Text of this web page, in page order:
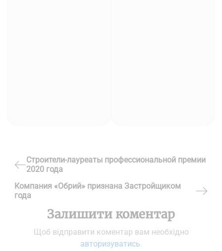
Навігація
записів
Post
Строители-лауреаты профессиональной премии
2020 года
Post
Компания «Обрий» признана Застройщиком
года
Залишити коментар
Щоб відправити коментар вам необхідно
авторизуватись